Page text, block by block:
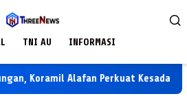
TNI AU INFORMASI
Alafan Perkuat Kesadaran